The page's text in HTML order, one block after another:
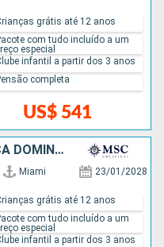
US$ 541
grátis até 12 anos
com tudo incluído a um
especial
infantil a partir dos 3 anos
completa
ESTADOS UNIDOS, REPUBLICA DOMINICANA, BAHAMAS
Miami 23/01/2028
grátis até 12 anos
com tudo incluído a um
especial
infantil a partir dos 3 anos